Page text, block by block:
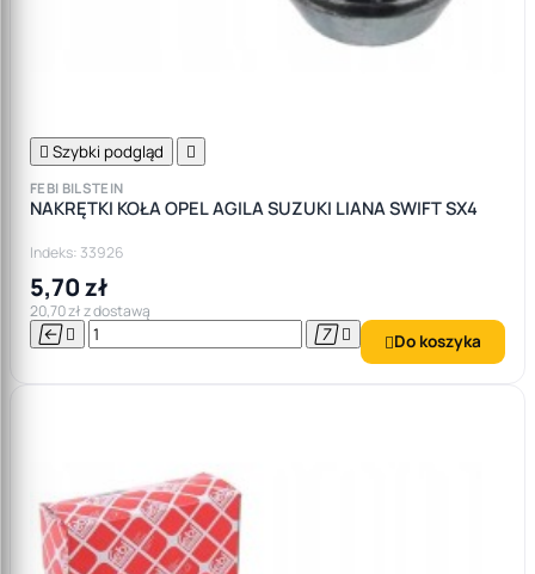
 Szybki podgląd 
FEBI BILSTEIN
NAKRĘTKI KOŁA OPEL AGILA SUZUKI LIANA SWIFT SX4
Indeks: 33926
5,70 zł
20,70 zł z dostawą
    Do koszyka